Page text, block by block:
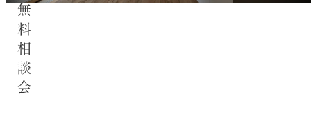
無料相談会